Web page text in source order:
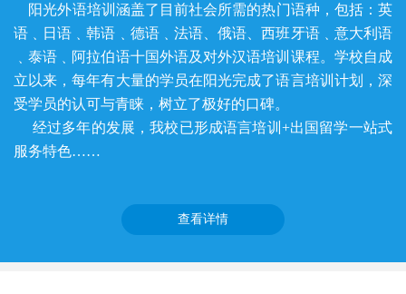
阳光外语培训涵盖了目前社会所需的热门语种，包括：英
语﹑日语﹑韩语﹑德语﹑法语、俄语、西班牙语﹑意大利语
﹑泰语﹑阿拉伯语十国外语及对外汉语培训课程。学校自成
立以来，每年有大量的学员在阳光完成了语言培训计划，深
受学员的认可与青睐，树立了极好的口碑。
经过多年的发展，我校已形成语言培训+出国留学一站式
服务特色……
查看详情